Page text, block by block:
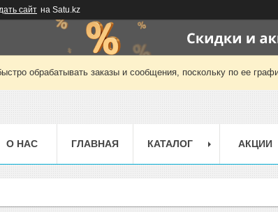
сайт на Satu.kz
обрабатывать заказы и сообщения, поскольку по ее
О НАС ГЛАВНАЯ КАТАЛОГ АКЦИИ